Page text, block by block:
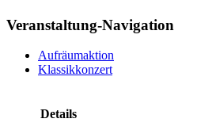
Facebook
X
Bluesky
Reddit
LinkedIn
WhatsApp
Telegram
Tumblr
Pinterest
Xing
E-
Veranstaltung-Navigation
Aufräumaktion
Klassikkonzert
Details